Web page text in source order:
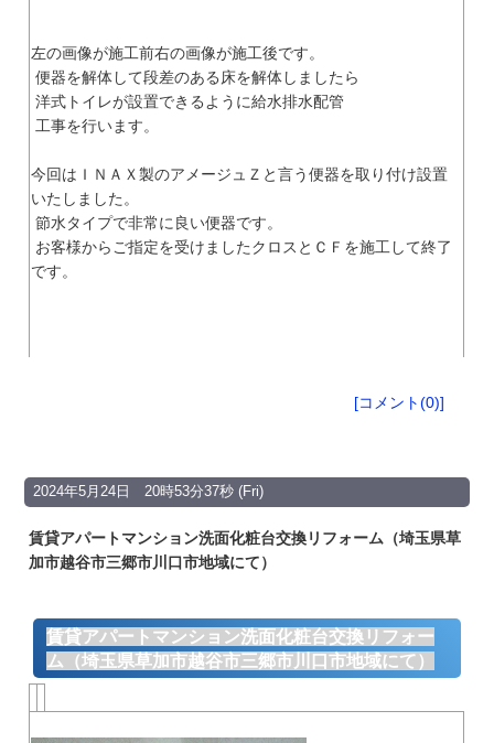
左の画像が施工前右の画像が施工後です。
便器を解体して段差のある床を解体しましたら
洋式トイレが設置できるように給水排水配管
工事を行います。
今回はＩＮＡＸ製のアメージュＺと言う便器を取り付け設置
いたしました。
節水タイプで非常に良い便器です。
お客様からご指定を受けましたクロスとＣＦを施工して終了
です。
[コメント(0)]
2024年5月24日 20時53分37秒 (Fri)
賃貸アパートマンション洗面化粧台交換リフォーム（埼玉県草
加市越谷市三郷市川口市地域にて）
賃貸アパートマンション洗面化粧台交換リフォー
ム（埼玉県草加市越谷市三郷市川口市地域にて）